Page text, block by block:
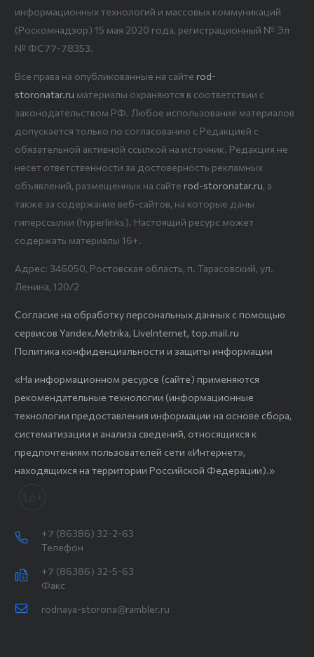
информационных технологий и массовых коммуникаций
(Роскомнадзор) 15 мая 2020 года, регистрационный № Эл
№ ФС77-78353.
Все права на опубликованные на сайте rod-
storonatar.ru материалы охраняются в соответствии с
законодательством РФ. Любое использование материалов
допускается только по согласованию с Редакцией с
обязательной активной ссылкой на источник. Редакция не
несет ответственности за достоверность рекламных
объявлений, размещенных на сайте rod-storonatar.ru, а
также за содержание веб-сайтов, на которые даны
гиперссылки (hyperlinks). Настоящий ресурс может
содержать материалы 16+.
Адрес: 346050, Ростовская область, п. Тарасовский, ул.
Ленина, 120/2
Согласие на обработку персональных данных с помощью
сервисов Yandex.Metrika, LiveInternet, top.mail.ru
Политика конфиденциальности и защиты информации
«На информационном ресурсе (сайте) применяются
рекомендательные технологии (информационные
технологии предоставления информации на основе сбора,
систематизации и анализа сведений, относящихся к
предпочтениям пользователей сети «Интернет»,
находящихся на территории Российской Федерации).»
+7 (86386) 32-2-63
Телефон
+7 (86386) 32-5-63
Факс
rodnaya-storona@rambler.ru